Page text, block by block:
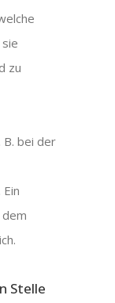
zu
bei der
Stelle